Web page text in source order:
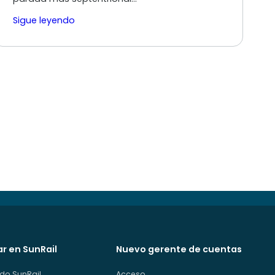
Sigue leyendo
en SunRail Nuevo gerente de cuentas